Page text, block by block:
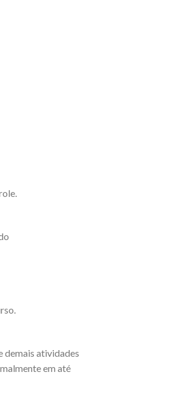
demais atividades
em até